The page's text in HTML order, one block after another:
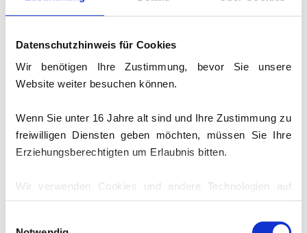
Datenschutzhinweis für Cookies
Wir benötigen Ihre Zustimmung, bevor Sie unsere
Website weiter besuchen können.
Wenn Sie unter 16 Jahre alt sind und Ihre Zustimmung zu
freiwilligen Diensten geben möchten, müssen Sie Ihre
Erziehungsberechtigten um Erlaubnis bitten.
Wir verwenden Cookies und andere Technologien auf
während andere uns helfen, diese Website und Ihre
deutlich gemacht, woran es dem
Team noch fehlt, um ganz oben
mitzuspielen: vor allem an
Konstanz. Auch wenn einige Spieler
angeschlagen oder krank ins Spiel
gingen, soll das nicht als Ausrede